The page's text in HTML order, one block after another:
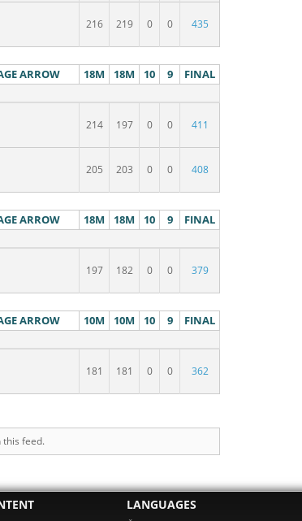
216 219 0 0 435
ARROW 18M 18M 10 9 FINAL
214 197 0 0 411
205 203 0 0 408
ARROW 18M 18M 10 9 FINAL
197 182 0 0 379
ARROW 10M 10M 10 9 FINAL
181 181 0 0 362
this feed.
LANGUAGES